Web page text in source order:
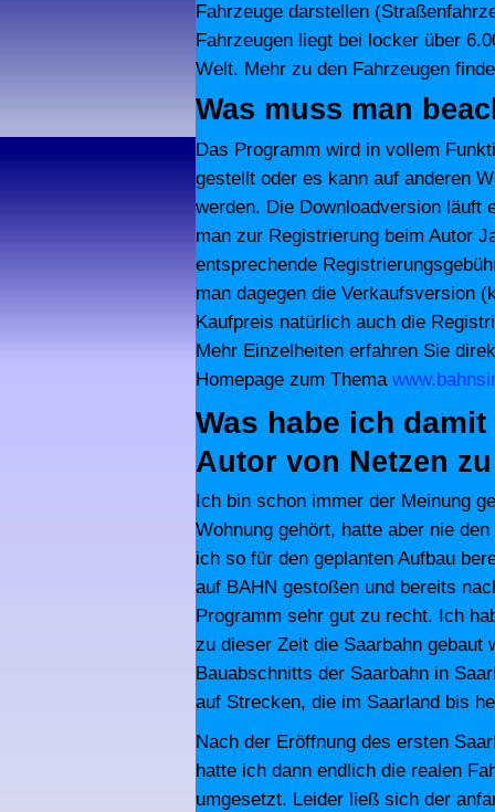
Fahrzeuge darstellen
Fahrzeugen liegt bei locker über
Welt. Mehr zu den Fahrzeugen
Was muss man
Das Programm wird in vollem
gestellt oder es kann auf anderen
werden. Die Downloadversion läuft
man zur Registrierung beim Autor
entsprechende
man dagegen die Verkaufsversion
Kaufpreis natürlich auch die
Mehr Einzelheiten erfahren Sie
Homepage zum Thema
Was habe ich
Autor von Netzen
Ich bin schon immer der Meinung
Wohnung gehört, hatte aber nie
ich so für den geplanten Aufbau
auf BAHN gestoßen und bereits
Programm sehr gut zu recht. Ich
zu dieser Zeit die Saarbahn
Bauabschnitts der Saarbahn in
auf Strecken, die im Saarland bis
Nach der Eröffnung des ersten
hatte ich dann endlich die realen
umgesetzt. Leider ließ sich der